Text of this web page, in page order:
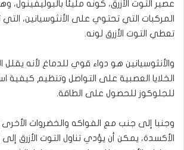
عصير التوت الأزرق، كونه مليئا
المركبات التي تحتوي على الأنثوسيانين،
تعطي التوت الأزرق لونه.
والأنثوسيانين هو دواء قوي للدماغ لأنه يقلل
الخلايا العصبية على التواصل وتنظيم كيفية
للجلوكوز للحصول على الطاقة.
وجنبا إلى جنب مع الفواكه والخضروات الأخرى
الأكسدة، يمكن أن يؤدي تناول التوت الأزرق إلى